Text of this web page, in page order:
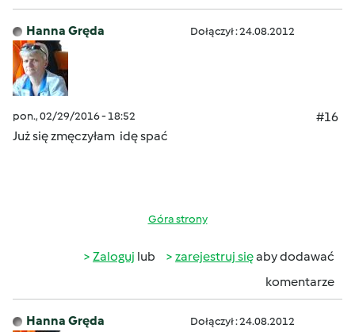
Hanna Gręda Dołączył : 24.08.2012
pon., 02/29/2016 - 18:52
#16
Już się zmęczyłam idę spać
Góra strony
Zaloguj lub zarejestruj sięaby dodawać
komentarze
Hanna Gręda Dołączył : 24.08.2012